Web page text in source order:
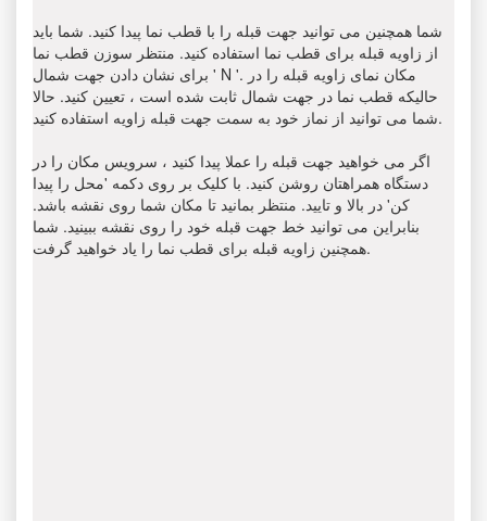
شما همچنین می توانید جهت قبله را با قطب نما پیدا کنید. شما باید
از زاویه قبله برای قطب نما استفاده کنید. منتظر سوزن قطب نما
برای نشان دادن جهت شمال ' N '. مکان نمای زاویه قبله را در
حالیکه قطب نما در جهت شمال ثابت شده است ، تعیین کنید. حالا
شما می توانید از نماز خود به سمت جهت قبله زاویه استفاده کنید.
اگر می خواهید جهت قبله را عملا پیدا کنید ، سرویس مکان را در
دستگاه همراهتان روشن کنید. با کلیک بر روی دکمه 'محل را پیدا
کن' در بالا و تایید. منتظر بمانید تا مکان شما روی نقشه باشد.
بنابراین می توانید خط جهت قبله خود را روی نقشه ببینید. شما
همچنین زاویه قبله برای قطب نما را یاد خواهید گرفت.